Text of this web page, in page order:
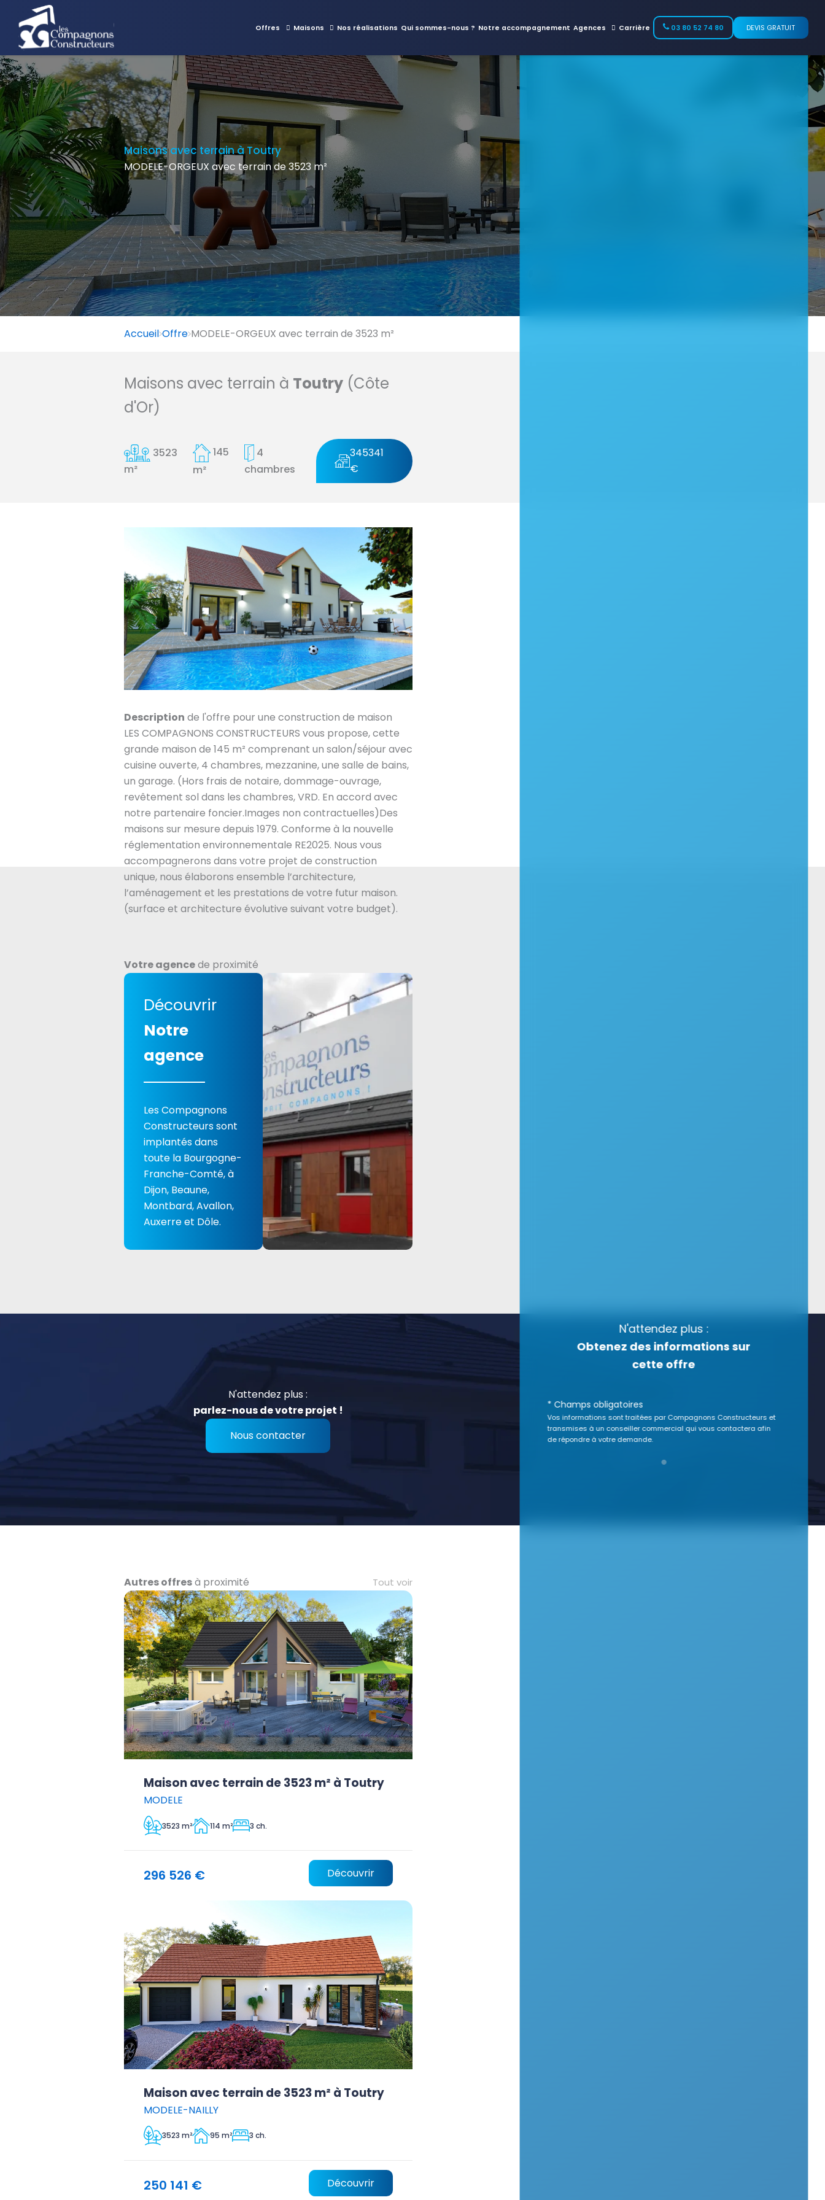
Offres Maisons Nos réalisations Qui sommes-nous ? Notre accompagnement Agences Carrière 03 80 52 74 80 DEVIS GRATUIT
Maisons avec terrain à Toutry
MODELE-ORGEUX avec terrain de 3523 m²
Accueil Offre MODELE-ORGEUX avec terrain de 3523 m²
Maisons avec terrain à Toutry(Côte
d'Or)
3523
m²
145
m²
4
chambres
345341
€
Description de l'offre pour une construction de maison
LES COMPAGNONS CONSTRUCTEURS vous propose, cette
grande maison de 145 m² comprenant un salon/séjour avec
cuisine ouverte, 4 chambres, mezzanine, une salle de bains,
un garage. (Hors frais de notaire, dommage-ouvrage,
revêtement sol dans les chambres, VRD. En accord avec
notre partenaire foncier.Images non contractuelles)Des
maisons sur mesure depuis 1979. Conforme à la nouvelle
réglementation environnementale RE2025. Nous vous
accompagnerons dans votre projet de construction
unique, nous élaborons ensemble l’architecture,
l’aménagement et les prestations de votre futur maison.
(surface et architecture évolutive suivant votre budget).
Votre agencede proximité
Découvrir
Notre
agence
Les Compagnons
Constructeurs sont
implantés dans
toute la Bourgogne-
Franche-Comté, à
Dijon, Beaune,
Montbard, Avallon,
Auxerre et Dôle.
N'attendez plus :
parlez-nous de votre projet !
Nous contacter
Autres offresà proximité Tout voir
Maison avec terrain de 3523 m² à Toutry
MODELE
3523 m² 114 m² 3 ch.
296 526 € Découvrir
Maison avec terrain de 3523 m² à Toutry
MODELE-NAILLY
3523 m² 95 m² 3 ch.
250 141 € Découvrir
N'attendez plus :
Obtenez des informations sur
cette offre
* Champs obligatoires
Vos informations sont traitées par Compagnons Constructeurs et
transmises à un conseiller commercial qui vous contactera afin
de répondre à votre demande.